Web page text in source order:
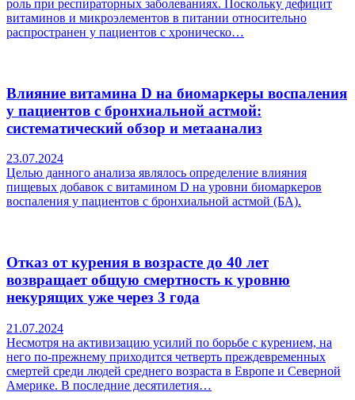
роль при респираторных заболеваниях. Поскольку дефицит
витаминов и микроэлементов в питании относительно
распространен у пациентов с хроническо…
Влияние витамина D на биомаркеры воспаления
у пациентов с бронхиальной астмой:
систематический обзор и метаанализ
23.07.2024
Целью данного анализа являлось определение влияния
пищевых добавок с витамином D на уровни биомаркеров
воспаления у пациентов с бронхиальной астмой (БА).
Отказ от курения в возрасте до 40 лет
возвращает общую смертность к уровню
некурящих уже через 3 года
21.07.2024
Несмотря на активизацию усилий по борьбе с курением, на
него по-прежнему приходится четверть преждевременных
смертей среди людей среднего возраста в Европе и Северной
Америке. В последние десятилетия…